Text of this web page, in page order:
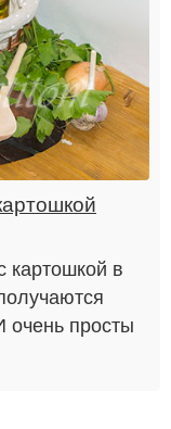
картошкой в
очень просты